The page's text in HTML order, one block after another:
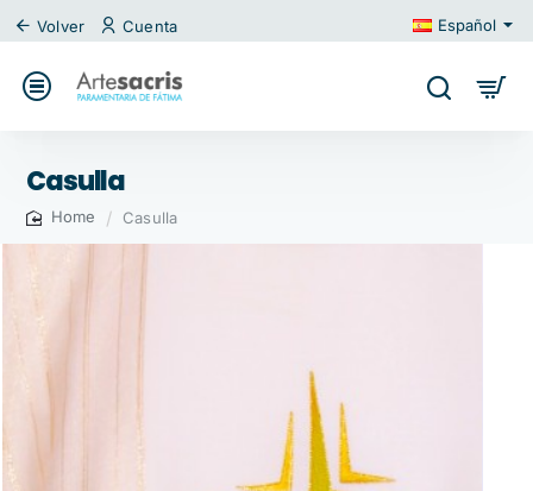
Volver Cuenta Español
Casulla
Casulla